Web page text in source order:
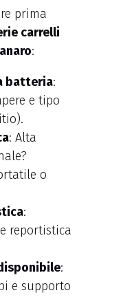
prima
carrelli
:
batteria:
e tipo
: Alta
o
:
reportistica
:
e supporto